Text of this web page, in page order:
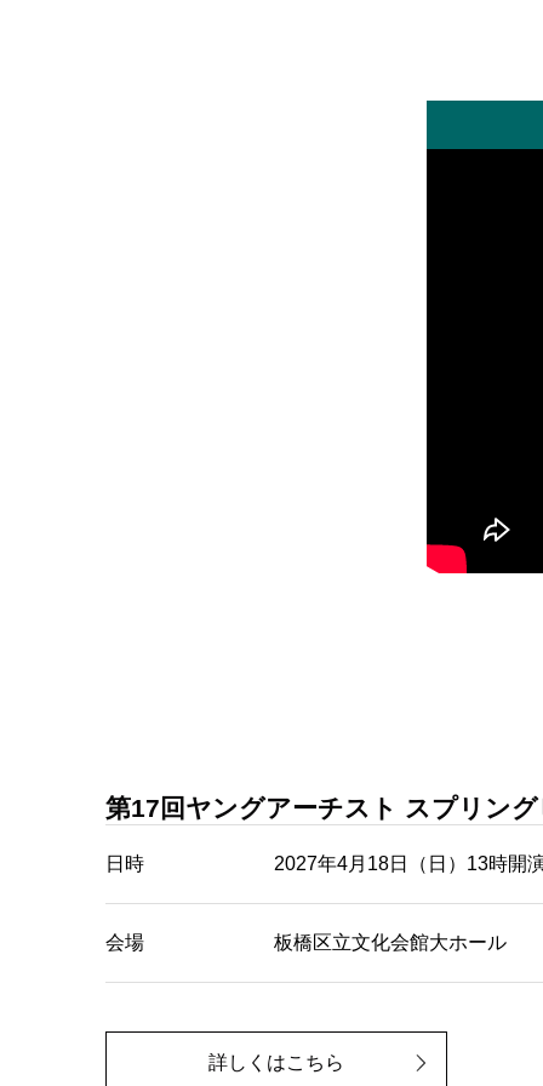
第17回ヤングアーチスト スプリン
日時 2027年4月18日（日）13時開
会場 板橋区立文化会館大ホール
詳しくはこちら